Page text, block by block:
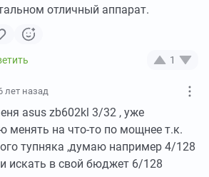
отличный аппарат.
1
лет назад
asus zb602kl 3/32 , уже
менять на что-то по мощнее т.к.
тупняка ,думаю например 4/128
искать в свой бюджет 6/128